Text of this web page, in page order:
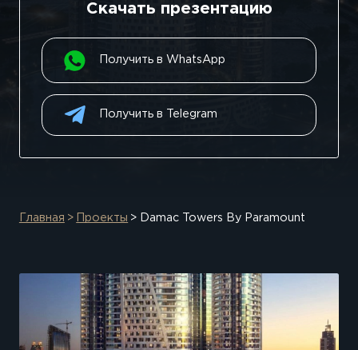
Скачать презентацию
Получить в WhatsApp
Получить в Telegram
Главная Проекты Damac Towers By Paramount